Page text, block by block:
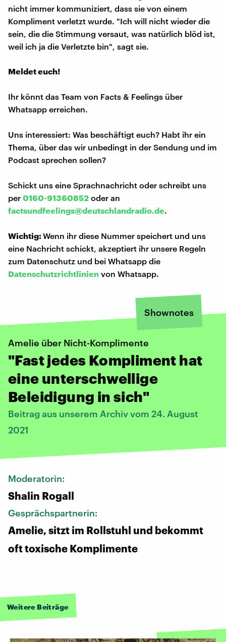
nicht immer kommuniziert, dass sie von einem
Kompliment verletzt wurde. "Ich will nicht wieder die
sein, die die Stimmung versaut, was natürlich blöd ist,
weil ich ja die Verletzte bin", sagt sie.
Meldet euch!
Ihr könnt das Team von Facts & Feelings über
Whatsapp erreichen.
Uns interessiert: Was beschäftigt euch? Habt ihr ein
Thema, über das wir unbedingt in der Sendung und im
Podcast sprechen sollen?
Schickt uns eine Sprachnachricht oder schreibt uns
per 0160-91360852 oder an
factsundfeelings@deutschlandradio.de.
Wichtig:Wenn ihr diese Nummer speichert und uns
eine Nachricht schickt, akzeptiert ihr unsere Regeln
zum Datenschutz und bei Whatsapp die
Datenschutzrichtlinien von Whatsapp.
Shownotes
Amelie über Nicht-Komplimente
"Fast jedes Kompliment hat
eine unterschwellige
Beleidigung in sich"
Beitrag aus unserem Archiv vom 24. August
2021
Moderatorin:
Shalin Rogall
Gesprächspartnerin:
Amelie, sitzt im Rollstuhl und bekommt
oft toxische Komplimente
Weitere Beiträge